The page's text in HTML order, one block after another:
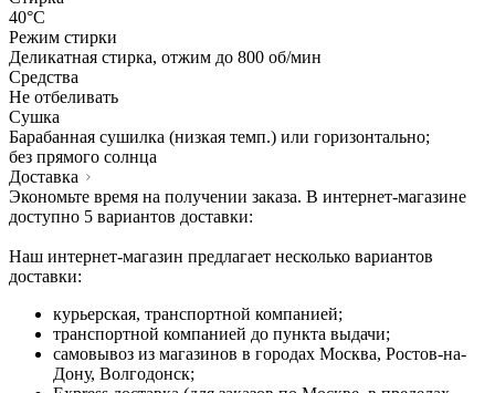
40°C
Режим стирки
Деликатная стирка, отжим до 800 об/мин
Средства
Не отбеливать
Сушка
Барабанная сушилка (низкая темп.) или горизонтально;
без прямого солнца
Доставка
Экономьте время на получении заказа. В интернет-магазине
доступно 5 вариантов доставки:
Наш интернет-магазин предлагает несколько вариантов
доставки:
курьерская, транспортной компанией;
транспортной компанией до пункта выдачи;
самовывоз из магазинов в городах Москва, Ростов-на-
Дону, Волгодонск;